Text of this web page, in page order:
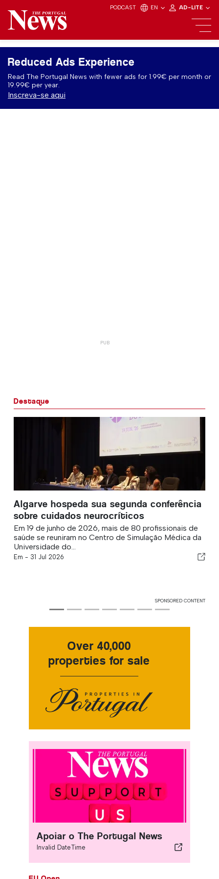
PODCAST EN AD-LITE
Reduced Ads Experience
Read The Portugal News with fewer ads for 1.99€ per month or
19.99€ per year.
Inscreva-se aqui
Destaque
Algarve hospeda sua segunda conferência
sobre cuidados neurocríticos
Em 19 de junho de 2026, mais de 80 profissionais de
saúde se reuniram no Centro de Simulação Médica da
Universidade do...
Em - 31 Jul 2026
SPONSORED CONTENT
Over 40,000
properties for sale
Apoiar o The Portugal News
Invalid DateTime